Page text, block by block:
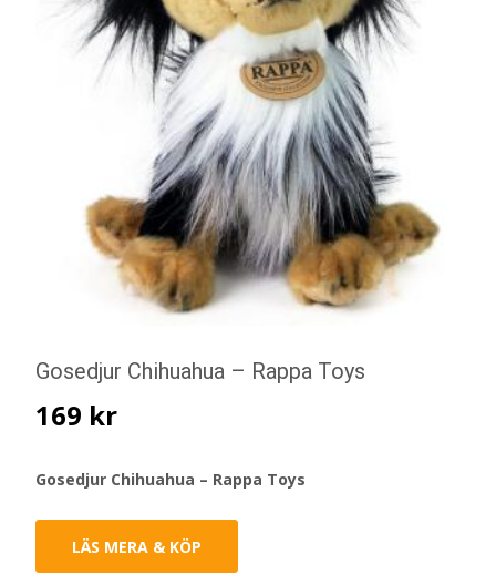
Gosedjur Chihuahua – Rappa Toys
169 kr
Gosedjur Chihuahua – Rappa Toys
LÄS MERA & KÖP